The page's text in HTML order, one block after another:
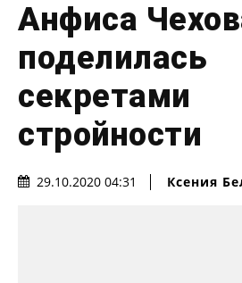
Анфиса
поделилась
секретами
стройности
29.10.2020 04:31 Ксения